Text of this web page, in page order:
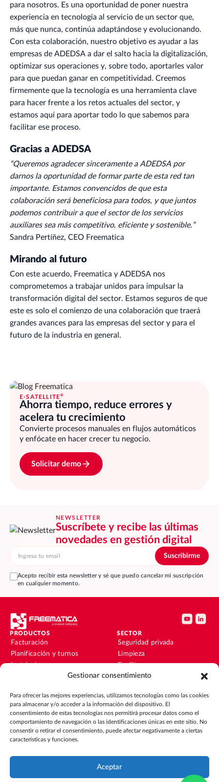
Gestionar consentimiento
Para ofrecer las mejores experiencias, utilizamos tecnologías como las cookies
para almacenar y/o acceder a la información del dispositivo. El
consentimiento de estas tecnologías nos permitirá procesar datos como el
comportamiento de navegación o las identificaciones únicas en este sitio. No
consentir o retirar el consentimiento, puede afectar negativamente a ciertas
características y funciones.
Aceptar
para nosotros. Es una oportunidad de poner nuestra
experiencia en tecnología al servicio de un sector que,
más que nunca, continúa adaptándose y evolucionando.
Con esta colaboración, nuestro objetivo es ayudar a las
empresas de ADEDSA a dar el salto hacia la digitalización,
optimizar sus operaciones y, sobre todo, aportarles valor
para que puedan ganar en competitividad. Creemos
firmemente que la tecnología es una herramienta clave
para hacer frente a los retos actuales del sector, y
estamos aquí para aportar todo lo que sabemos para
facilitar ese proceso.
Gracias a ADEDSA
“Queremos agradecer sinceramente a ADEDSA por
darnos la oportunidad de formar parte de esta red tan
importante. Estamos convencidos de que esta
colaboración será beneficiosa para todos, y que juntos
podemos contribuir a que el sector de los servicios
auxiliares sea más competitivo, eficiente y sostenible.”
Sandra Pertíñez, CEO Freematica
Mirando al futuro
Con este acuerdo, Freematica y ADEDSA nos
comprometemos a trabajar unidos para impulsar la
transformación digital del sector. Estamos seguros de que
este es solo el comienzo de una colaboración que traerá
grandes avances para las empresas del sector y para el
futuro de la industria en general.
E-SATELLITE®
Ahorra tiempo, reduce errores y
acelera tu crecimiento
Convierte procesos manuales en flujos automáticos
y enfócate en hacer crecer tu negocio.
Solicitar demo
NEWSLETTER
Suscríbete y recibe las últimas
novedades en gestión digital
Acepto recibir esta newsletter y sé que puedo cancelar mi suscripción
en cualquier momento.
PRODUCTOS
Facturación
Planificación y turnos
Instalaciones y
Contabilidad y finanzas
CRM
SECTOR
Seguridad privada
Limpieza
Facility
Instalaciones y
Outsourcing
Eventos
RECURSOS
Blog
EMPRESA